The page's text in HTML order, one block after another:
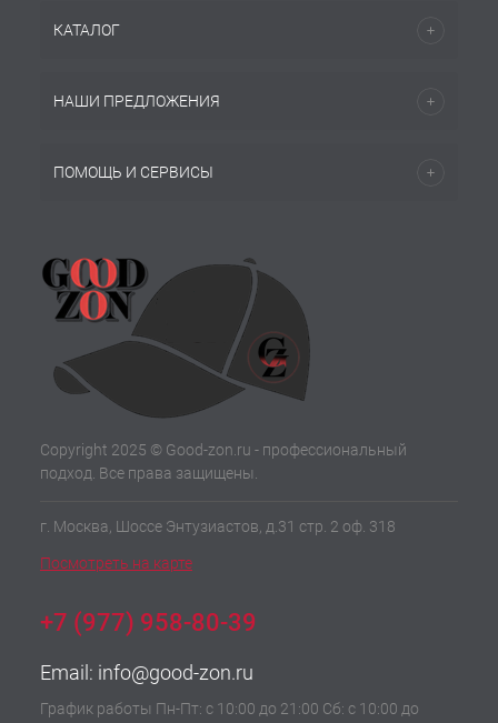
КАТАЛОГ
НАШИ ПРЕДЛОЖЕНИЯ
ПОМОЩЬ И СЕРВИСЫ
Copyright 2025 © Good-zon.ru - профессиональный
подход. Все права защищены.
г. Москва, Шоссе Энтузиастов, д.31 стр. 2 оф. 318
Посмотреть на карте
+7 (977) 958-80-39
Email: info@good-zon.ru
График работы Пн-Пт: с 10:00 до 21:00 Сб: с 10:00 до